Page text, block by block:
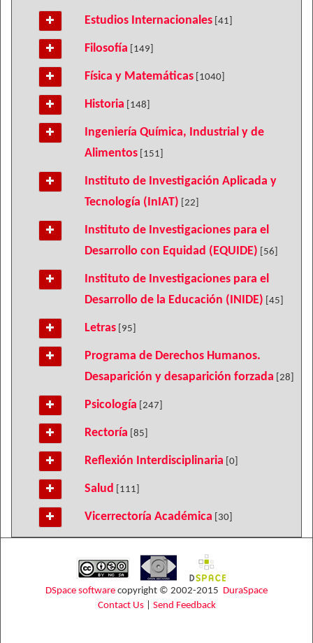
Estudios Internacionales [41]
Filosofía [149]
Física y Matemáticas [1040]
Historia [148]
Ingeniería Química, Industrial y de
Alimentos [151]
Instituto de Investigación Aplicada y
Tecnología (InIAT) [22]
Instituto de Investigaciones para el
Desarrollo con Equidad (EQUIDE) [56]
Instituto de Investigaciones para el
Desarrollo de la Educación (INIDE) [45]
Letras [95]
Programa de Derechos Humanos.
Desaparición y desaparición forzada [28]
Psicología [247]
Rectoría [85]
Reflexión Interdisciplinaria [0]
Salud [111]
Vicerrectoría Académica [30]
DSpace software copyright © 2002-2015 DuraSpace
Contact Us| Send Feedback